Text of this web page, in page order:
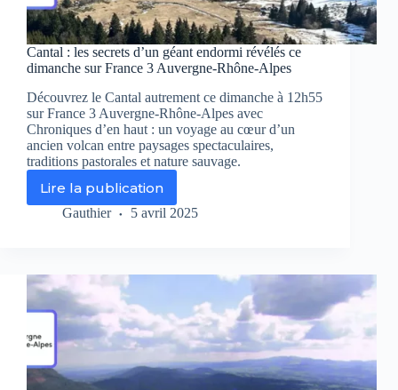
Cantal : les secrets d’un géant endormi révélés ce
dimanche sur France 3 Auvergne-Rhône-Alpes
Découvrez le Cantal autrement ce dimanche à 12h55
sur France 3 Auvergne-Rhône-Alpes avec
Chroniques d’en haut : un voyage au cœur d’un
ancien volcan entre paysages spectaculaires,
traditions pastorales et nature sauvage.
Lire la publication
Cantal
:
géant
endormi
révélés
ce
dimanche
sur
France
Gauthier 5 avril 2025